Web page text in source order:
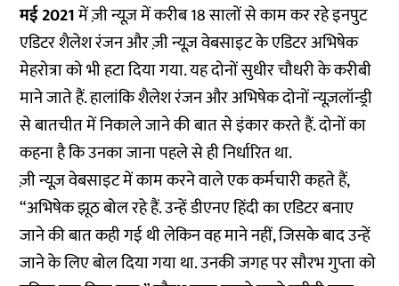
मई 2021में ज़ी न्यूज़ में करीब 18 सालों से काम कर रहे इनपुट
एडिटर शैलेश रंजन और ज़ी न्यूज़ वेबसाइट के एडिटर अभिषेक
मेहरोत्रा को भी हटा दिया गया. यह दोनों सुधीर चौधरी के करीबी
माने जाते हैं. हालांकि शैलेश रंजन और अभिषेक दोनों न्यूज़लॉन्ड्री
से बातचीत में निकाले जाने की बात से इंकार करते हैं. दोनों का
कहना है कि उनका जाना पहले से ही निर्धारित था.
ज़ी न्यूज़ वेबसाइट में काम करने वाले एक कर्मचारी कहते हैं,
“अभिषेक झूठ बोल रहे हैं. उन्हें डीएनए हिंदी का एडिटर बनाए
जाने की बात कही गई थी लेकिन वह माने नहीं, जिसके बाद उन्हें
जाने के लिए बोल दिया गया था. उनकी जगह पर सौरभ गुप्ता को